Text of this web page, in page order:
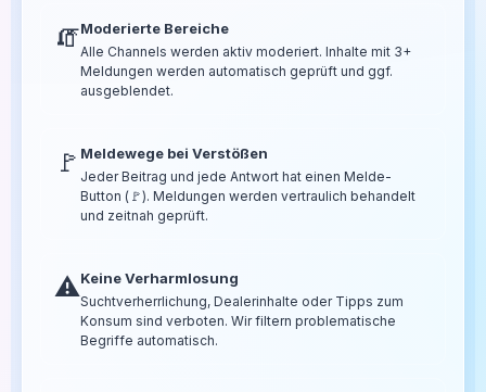
🧯Moderierte Bereiche
Alle Channels werden aktiv moderiert. Inhalte mit 3+
Meldungen werden automatisch geprüft und ggf.
ausgeblendet.
🚩 Meldewege bei Verstößen
Jeder Beitrag und jede Antwort hat einen Melde-
Button (🚩). Meldungen werden vertraulich behandelt
und zeitnah geprüft.
⚠️Keine Verharmlosung
Suchtverherrlichung, Dealerinhalte oder Tipps zum
Konsum sind verboten. Wir filtern problematische
Begriffe automatisch.